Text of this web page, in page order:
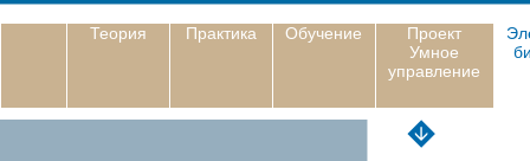
Теория Практика Обучение
Проект
Умное
управление